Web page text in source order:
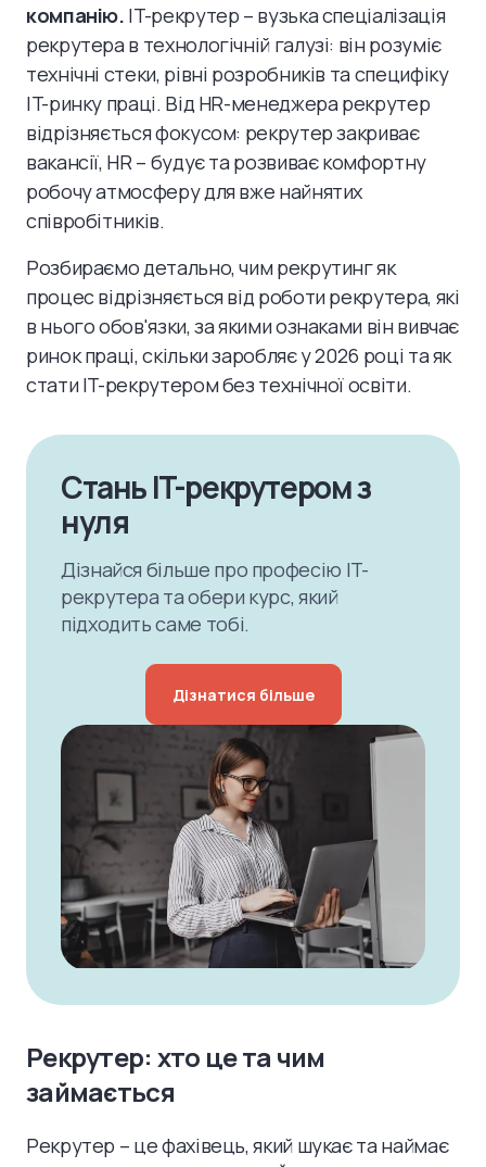
компанію. IT-рекрутер – вузька спеціалізація
рекрутера в технологічній галузі: він розуміє
технічні стеки, рівні розробників та специфіку
IT-ринку праці. Від HR-менеджера рекрутер
відрізняється фокусом: рекрутер закриває
вакансії, HR – будує та розвиває комфортну
робочу атмосферу для вже найнятих
співробітників.
Розбираємо детально, чим рекрутинг як
процес відрізняється від роботи рекрутера, які
в нього обов'язки, за якими ознаками він вивчає
ринок праці, скільки заробляє у 2026 році та як
стати IT-рекрутером без технічної освіти.
Стань IT-рекрутером з
нуля
Дізнайся більше про професію IT-
рекрутера та обери курс, який
підходить саме тобі.
Дізнатися більше
Рекрутер: хто це та чим
займається
Рекрутер – це фахівець, який шукає та наймає